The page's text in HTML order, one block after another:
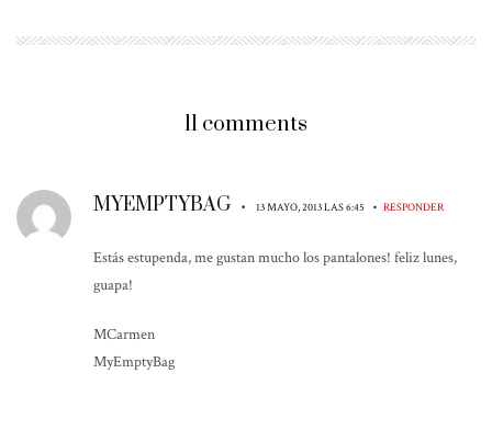
11 comments
MYEMPTYBAG • 13 MAYO, 2013 LAS 6:45 • RESPONDER
Estás estupenda, me gustan mucho los pantalones! feliz lunes,
guapa!
MCarmen
MyEmptyBag